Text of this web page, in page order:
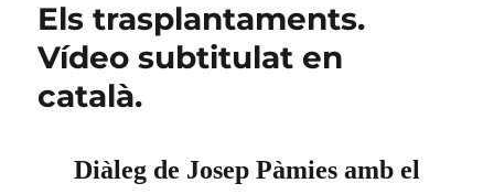
Els trasplantaments.
Vídeo subtitulat en
català.
Diàleg de Josep Pàmies amb el